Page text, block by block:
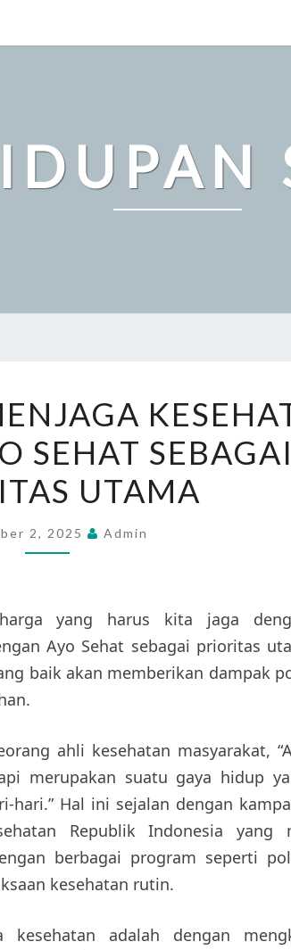
MENJAGA
KESEHATAN
DENGAN
AYO
SEHAT
SEBAGAI
SEHAT SEBAGAI
UTAMA
2, 2025 Admin
yang harus kita jaga
Ayo Sehat sebagai prioritas
baik akan memberikan dampak
ahli kesehatan masyarakat,
merupakan suatu gaya hidup
hari.” Hal ini sejalan dengan
Republik Indonesia yang
berbagai program seperti
kesehatan rutin.
adalah dengan